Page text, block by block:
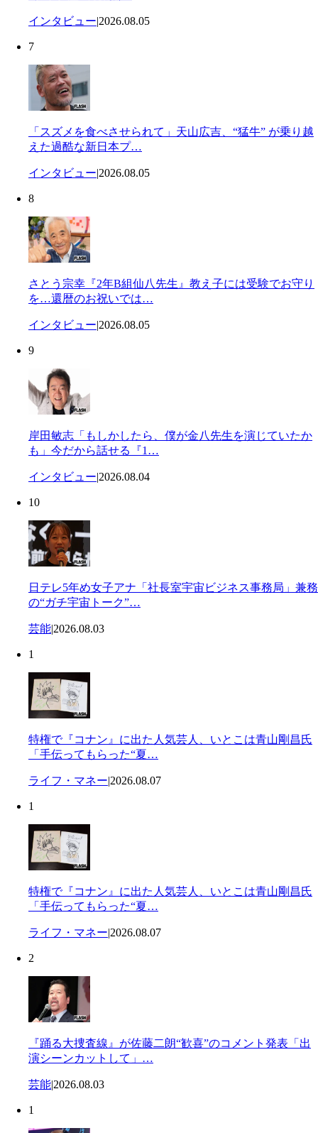
インタビュー|2026.08.05
7
「スズメを食べさせられて」天山広吉、“猛牛” が乗り越
えた過酷な新日本プ…
インタビュー|2026.08.05
8
さとう宗幸『2年B組仙八先生』教え子には受験でお守り
を…還暦のお祝いでは…
インタビュー|2026.08.05
9
岸田敏志「もしかしたら、僕が金八先生を演じていたか
も」今だから話せる『1…
インタビュー|2026.08.04
10
日テレ5年め女子アナ「社長室宇宙ビジネス事務局」兼務
の“ガチ宇宙トーク”…
芸能|2026.08.03
1
特権で『コナン』に出た人気芸人、いとこは青山剛昌氏
「手伝ってもらった“夏…
ライフ・マネー|2026.08.07
1
特権で『コナン』に出た人気芸人、いとこは青山剛昌氏
「手伝ってもらった“夏…
ライフ・マネー|2026.08.07
2
『踊る大捜査線』が佐藤二朗“歓喜”のコメント発表「出
演シーンカットして」…
芸能|2026.08.03
1